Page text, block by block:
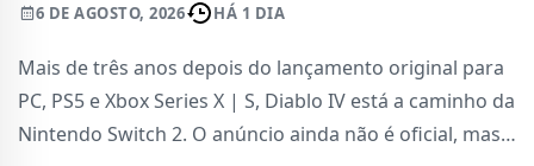
6 DE AGOSTO, 2026 HÁ 1 DIA
Mais de três anos depois do lançamento original para
PC, PS5 e Xbox Series X | S, Diablo IV está a caminho da
Nintendo Switch 2. O anúncio ainda não é oficial, mas